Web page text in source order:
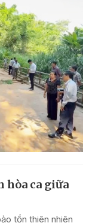
hòa ca giữa
tồn thiên nhiên